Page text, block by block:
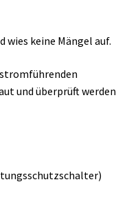
wies keine Mängel auf.
und überprüft werden